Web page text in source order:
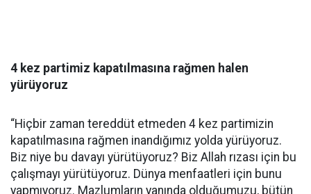
4 kez partimiz kapatılmasına rağmen halen
yürüyoruz
“Hiçbir zaman tereddüt etmeden 4 kez partimizin
kapatılmasına rağmen inandığımız yolda yürüyoruz.
Biz niye bu davayı yürütüyoruz? Biz Allah rızası için bu
çalışmayı yürütüyoruz. Dünya menfaatleri için bunu
yapmıyoruz. Mazlumların yanında olduğumuzu, bütün